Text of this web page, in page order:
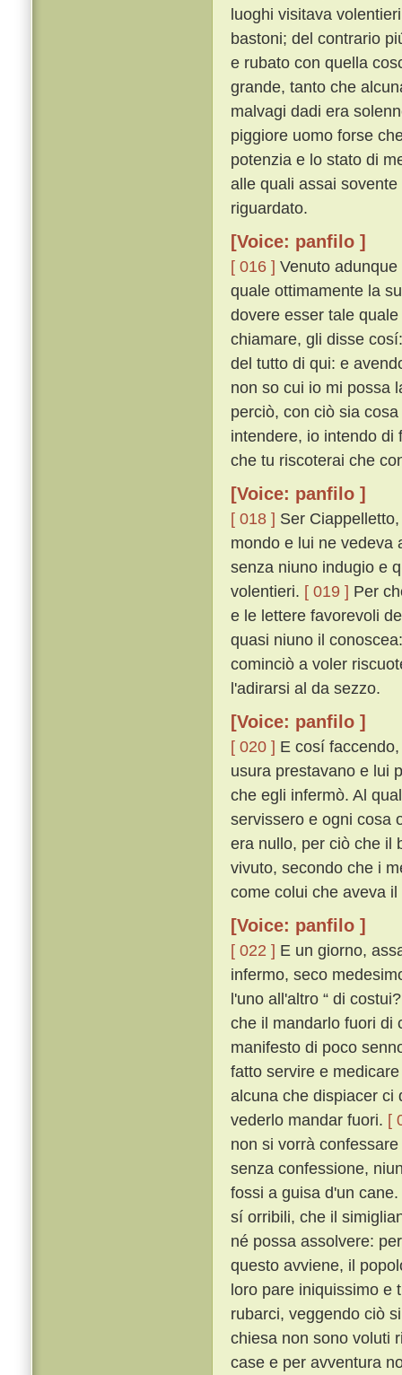
luoghi visitava
bastoni; del contrario
e rubato con quella
grande, tanto che
malvagi dadi era
piggiore uomo forse
potenzia e lo stato di
alle quali assai
riguardato.
[Voice: panfilo ]
[ 016 ] Venuto
quale ottimamente la
dovere esser tale
chiamare, gli disse
del tutto di qui: e
non so cui io mi possa
perciò, con ciò sia
intendere, io intendo di
che tu riscoterai che
[Voice: panfilo ]
[ 018 ] Ser
mondo e lui ne vedeva
senza niuno indugio e
volentieri. [ 019 ] Per
e le lettere favorevoli
quasi niuno il
cominciò a voler
l'adirarsi al da sezzo.
[Voice: panfilo ]
[ 020 ] E cosí
usura prestavano e lui
che egli infermò. Al
servissero e ogni cosa
era nullo, per ciò che il
vivuto, secondo che i
come colui che aveva
[Voice: panfilo ]
[ 022 ] E un giorno,
infermo, seco
l'uno all'altro “ di
che il mandarlo fuori di
manifesto di poco
fatto servire e
alcuna che dispiacer ci
vederlo mandar fuori. [
non si vorrà
senza confessione,
fossi a guisa d'un cane.
sí orribili, che il
né possa assolvere:
questo avviene, il
loro pare iniquissimo e
rubarci, veggendo ciò
chiesa non sono voluti
case e per avventura